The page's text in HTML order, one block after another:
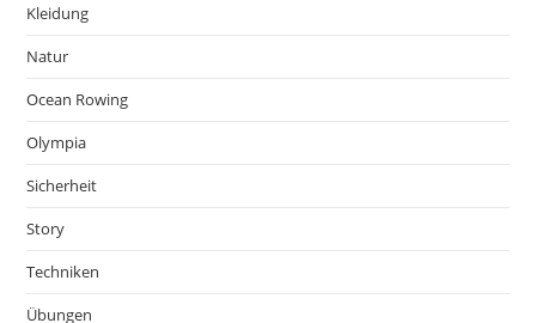
Kleidung
Natur
Ocean Rowing
Olympia
Sicherheit
Story
Techniken
Übungen